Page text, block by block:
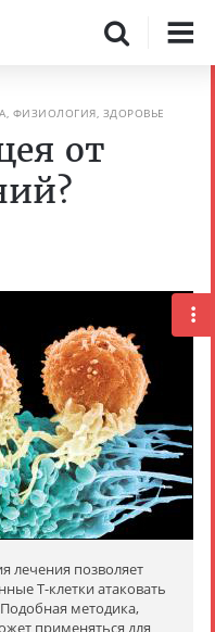
ФИЗИОЛОГИЯ, ЗДОРОВЬЕ
от
лечения позволяет
Т-клетки атаковать
методика,
применяться для